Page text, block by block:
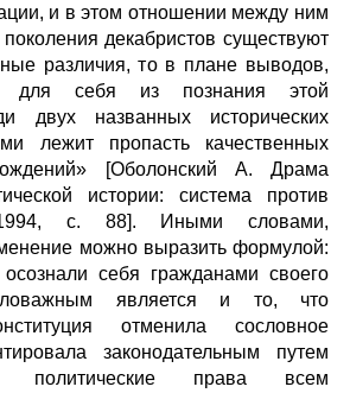
и в этом отношении между ним
декабристов существуют
различия, то в плане выводов,
для себя из познания этой
двух названных исторических
лежит пропасть качественных
[Оболонский А. Драма
истории: система против
с. 88]. Иными словами,
можно выразить формулой:
себя гражданами своего
является и то, что
отменила сословное
законодательным путем
политические права всем